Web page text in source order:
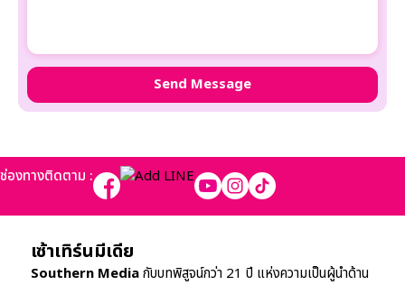
ช่องทางติดตาม :
เซ้าเทิร์นมีเดีย
Southern Mediaกับบทพิสูจน์กว่า 21 ปี แห่งความเป็นผู้นำด้าน